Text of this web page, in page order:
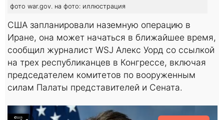
фото war.gov. на фото: иллюстрация
США запланировали наземную операцию в
Иране, она может начаться в ближайшее время,
сообщил журналист WSJ Алекс Уорд со ссылкой
на трех республиканцев в Конгрессе, включая
председателем комитетов по вооруженным
силам Палаты представителей и Сената.